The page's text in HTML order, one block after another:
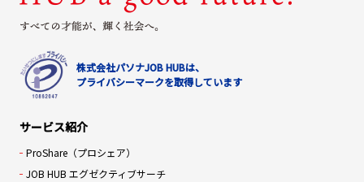
株式会社パソナJOB HUBは、
プライバシーマークを取得しています
サービス紹介
ProShare（プロシェア）
JOB HUB エグゼクティブサーチ